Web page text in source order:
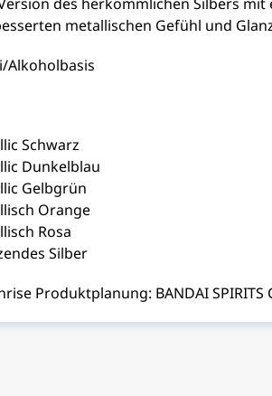
metallischen Gefühl und
Alkoholbasis
Schwarz
Dunkelblau
Gelbgrün
Orange
Rosa
Silber
Produktplanung: BANDAI SPIRITS